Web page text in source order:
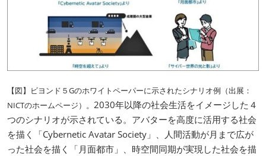
【図】ビヨンド５Gのホワイトペーパーに示されたシナリオ例（出展：
NICTのホームページ）。 2030年以降の社会生活をイメージした４
つのシナリオが示されている。アバターを高度に活用する社会
を描く「Cybernetic Avatar Society」、人間活動が月まで広が
った社会を描く「月面都市」、時空間同期が実現した社会を描